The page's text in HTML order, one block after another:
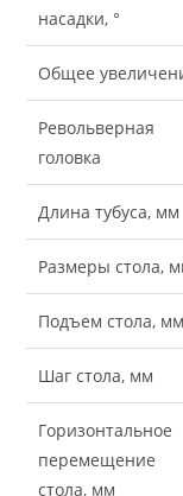
насадки, °
Общее
Револьверная
головка
Длина тубуса, мм
Размеры стола,
Подъем стола, мм
Шаг стола, мм
Горизонтальное
перемещение
стола, мм